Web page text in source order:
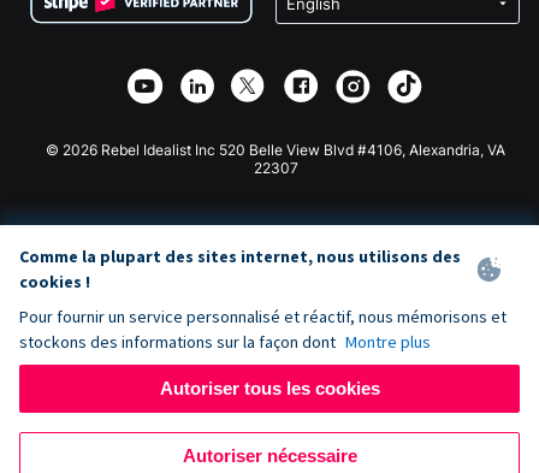
Partenariat d'affiliation
Bibliothèque
Application de don Webflow
Don Joomla
© 2026 Rebel Idealist Inc 520 Belle View Blvd #4106, Alexandria, VA
22307
Comme la plupart des sites internet, nous utilisons des
cookies !
Pour fournir un service personnalisé et réactif, nous mémorisons et
stockons des informations sur la façon dont Montre plus
Autoriser tous les cookies
Autoriser nécessaire